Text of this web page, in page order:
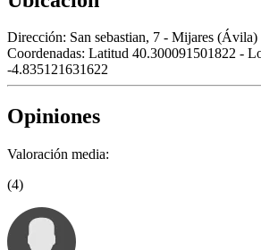
Dirección: San sebastian, 7 - Mijares (Ávila)
Coordenadas: Latitud 40.300091501822 -
-4.835121631622
Opiniones
Valoración media:
(4)